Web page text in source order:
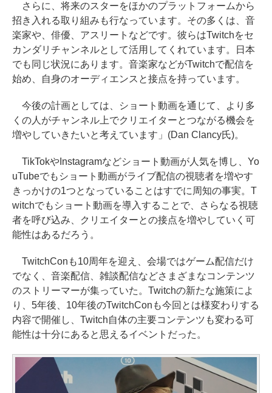
さらに、将来のスターをほかのプラットフォームから
招き入れる取り組みも行なっています。その多くは、音
楽家や、俳優、アスリートなどです。彼らはTwitchをセ
カンダリチャンネルとして活用してくれています。日本
でも同じ状況にあります。音楽家などがTwitchで配信を
始め、自身のオーディエンスと接点を持っています。
今後の計画としては、ショート動画を通じて、より多
くの人がチャンネル上でクリエイターとつながる機会を
増やしていきたいと考えています」(Dan Clancy氏)。
TikTokやInstagramなどショート動画が人気を博し、Yo
uTubeでもショート動画がライブ配信の視聴者を増やす
きっかけの1つとなっていることはすでに周知の事実。T
witchでもショート動画を導入することで、さらなる視聴
者を呼び込み、クリエイターとの接点を増やしていく可
能性はあるだろう。
TwitchConも10周年を迎え、会場ではゲーム配信だけ
でなく、音楽配信、雑談配信などさまざまなコンテンツ
のストリーマーが集っていた。Twitchの新たな施策によ
り、5年後、10年後のTwitchConも今回とは様変わりする
内容で開催し、Twitch自体の主要コンテンツも変わる可
能性は十分にあると思えるイベントだった。